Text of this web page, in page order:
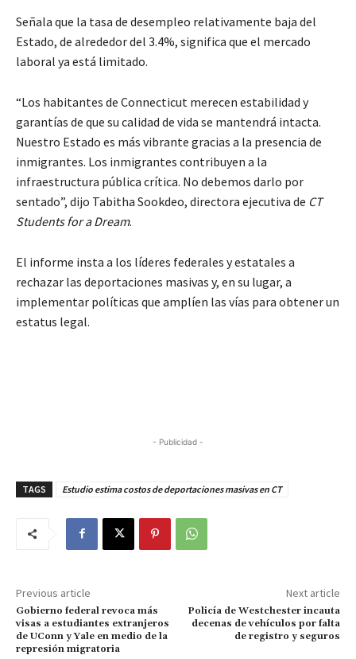
Señala que la tasa de desempleo relativamente baja del
Estado, de alrededor del 3.4%, significa que el mercado
laboral ya está limitado.
“Los habitantes de Connecticut merecen estabilidad y
garantías de que su calidad de vida se mantendrá intacta.
Nuestro Estado es más vibrante gracias a la presencia de
inmigrantes. Los inmigrantes contribuyen a la
infraestructura pública crítica. No debemos darlo por
sentado”, dijo Tabitha Sookdeo, directora ejecutiva de CT
Students for a Dream.
El informe insta a los líderes federales y estatales a
rechazar las deportaciones masivas y, en su lugar, a
implementar políticas que amplíen las vías para obtener un
estatus legal.
- Publicidad -
TAGS Estudio estima costos de deportaciones masivas en CT
Previous article
Gobierno federal revoca más
visas a estudiantes extranjeros
de UConn y Yale en medio de la
represión migratoria
Next article
Policía de Westchester incauta
decenas de vehículos por falta
de registro y seguros